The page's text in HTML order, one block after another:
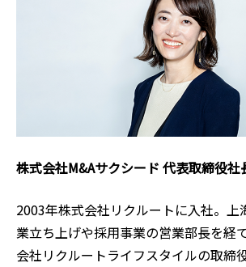
株式会社M&Aサクシード 代表取締役
2003年株式会社リクルートに入社。上
業立ち上げや採用事業の営業部長を経
会社リクルートライフスタイルの取締